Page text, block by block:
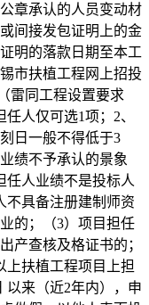
章承认的人员变动材
间接发包证明上的金
明的落款日期至本工
市扶植工程网上招投
雷同工程设置要求
人仅可选1项；2、
日一般不得低于3
绩不予承认的景象
任人业绩不是投标人
不具备注册建制师资
的；（3）项目担任
产查核及格证书的；
上扶植工程项目上担
以来（近2年内），申